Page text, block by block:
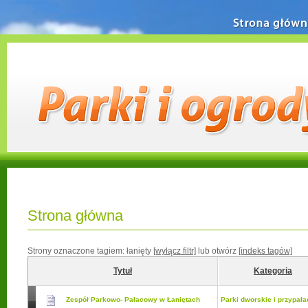
Strona główna
Strony oznaczone tagiem: łanięty [wyłącz filtr] lub otwórz [indeks tagów]
Tytuł Kategoria
Zespół Parkowo- Pałacowy w Łaniętach Parki dworskie i
Strona główna